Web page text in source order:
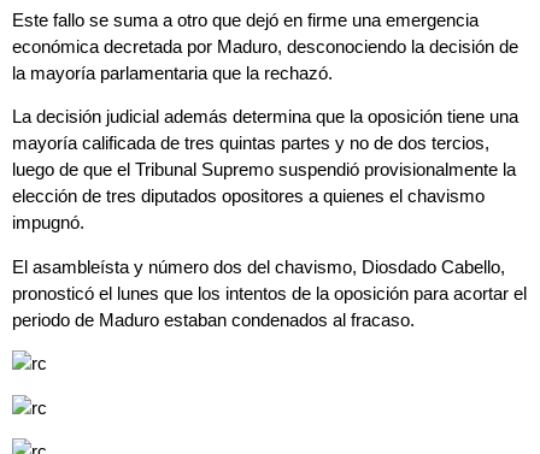
Este fallo se suma a otro que dejó en firme una emergencia
económica decretada por Maduro, desconociendo la decisión de
la mayoría parlamentaria que la rechazó.
La decisión judicial además determina que la oposición tiene una
mayoría calificada de tres quintas partes y no de dos tercios,
luego de que el Tribunal Supremo suspendió provisionalmente la
elección de tres diputados opositores a quienes el chavismo
impugnó.
El asambleísta y número dos del chavismo, Diosdado Cabello,
pronosticó el lunes que los intentos de la oposición para acortar el
periodo de Maduro estaban condenados al fracaso.